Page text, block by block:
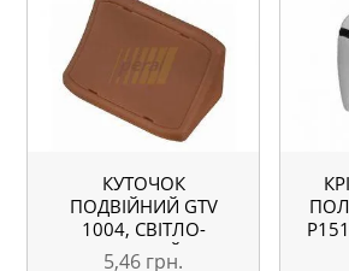
КУТОЧОК
ПОДВІЙНИЙ GTV
1004, СВІТЛО-
КОРИЧНЕВИЙ (725)
5,46 грн.